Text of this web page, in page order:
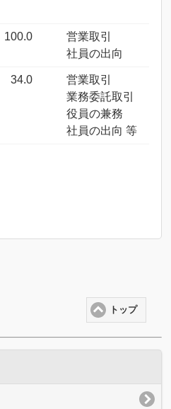
100.0
営業取引
社員の出向
34.0
営業取引
業務委託取引
役員の兼務
社員の出向 等
トップ